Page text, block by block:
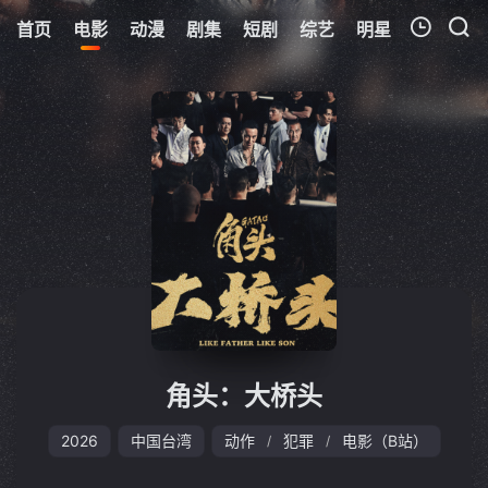
首页 电影 动漫 剧集 短剧 综艺 明星 周表
我的观影记录
暂无观看影片的记录
角头：大桥头
2026 中国台湾 动作 / 犯罪 / 电影（B站）